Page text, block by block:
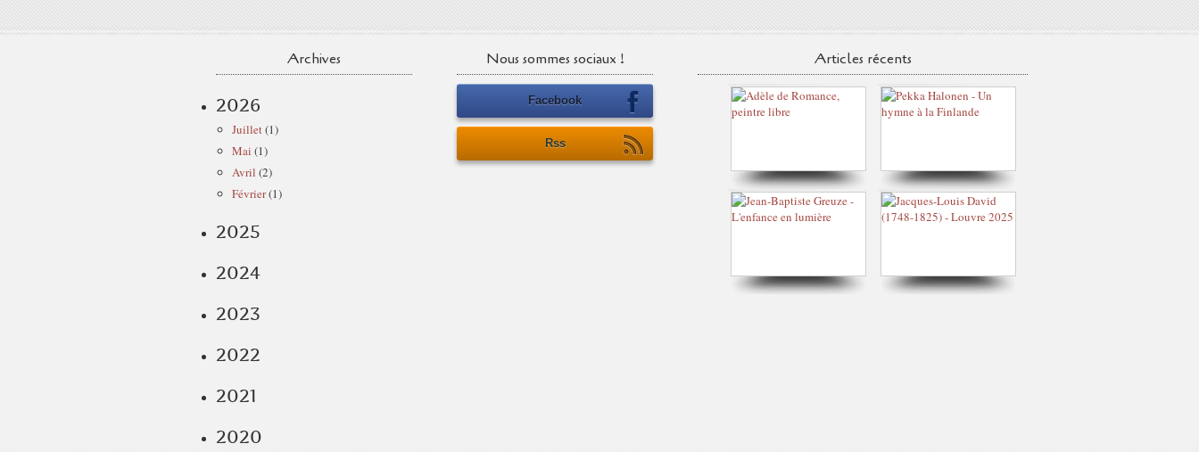
Archives
2026
Juillet(1)
Mai (1)
Avril (2)
Février(1)
2025
2024
2023
2022
2021
2020
Nous sommes sociaux !
Facebook
Rss
Articles récents